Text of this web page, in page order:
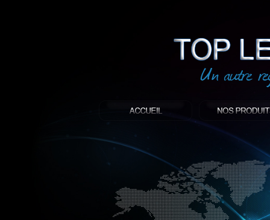
: Top led world
Produit décoratif led
Objet publicitaire led
éclairage blanc led
Enseigne publicitaire
Fabriquant et distributeur français
gamme à base de LED.